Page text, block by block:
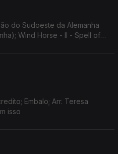
do Sudoeste da Alemanha
Wind Horse - II - Spell of
Embalo; Arr. Teresa
isso